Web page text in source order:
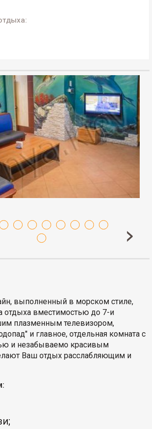
выполненный в морском стиле,
отдыха вместимостью до 7-и
плазменным телевизором,
и главное, отдельная комната с
и незабываемо красивым
Ваш отдых расслабляющим и